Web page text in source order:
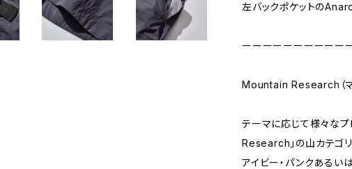
左バックポケットの
ーーーーーーーーーー
Mountain Research（マ
テーマに応じて様々な
Research」の山カテゴ
アイビー・パンクあるい